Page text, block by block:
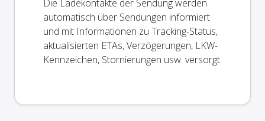
Die Ladekontakte der Sendung werden
automatisch über Sendungen informiert
und mit Informationen zu Tracking-Status,
aktualisierten ETAs, Verzögerungen, LKW-
Kennzeichen, Stornierungen usw. versorgt.